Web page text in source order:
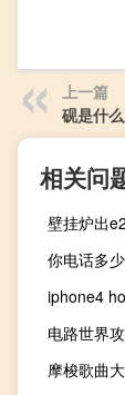
上一篇
砚是什
相关问
壁挂炉出
你电话多少
iphone4
电路世界
摩梭歌曲